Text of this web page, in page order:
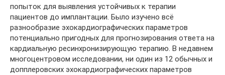
попыток для выявления устойчивых к терапии
пациентов до имплантации. Было изучено всё
разнообразие эхокардиографических параметров
потенциально пригодных для прогнозирования ответа на
кардиальную ресинхронизирующую терапию. В недавнем
многоцентровом исследовании, ни один из 12 обычных и
допплеровских эхокардиографических параметров